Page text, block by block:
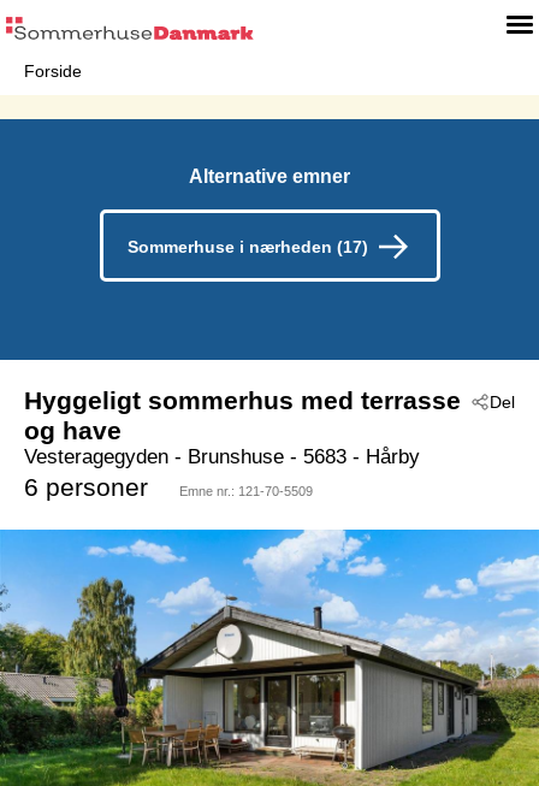
Forside
Alternative emner
Sommerhuse i nærheden (17)
Del
Hyggeligt sommerhus med terrasse
og have
Vesteragegyden - Brunshuse - 5683 - Hårby
6 personer Emne nr.: 121-70-5509